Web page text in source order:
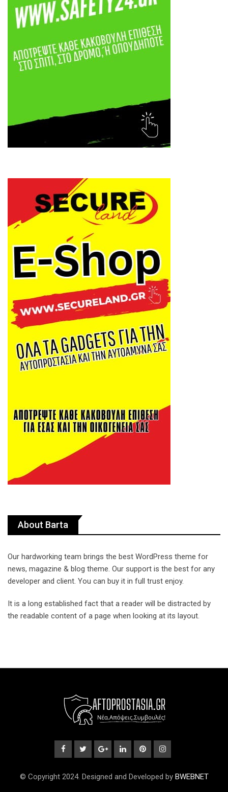
About Barta
Our hardworking team brings the best WordPress theme for
news, magazine & blog theme. Our support is the best for any
developer and client. You can buy it in full trust enjoy.
It is a long established fact that a reader will be distracted by
the readable content of a page when looking at its layout.
© Copyright 2024. Designed and Developed by BWEBNET